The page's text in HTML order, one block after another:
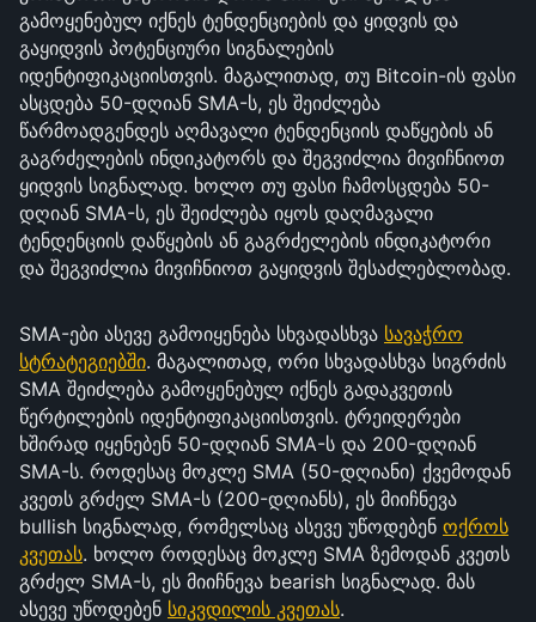
გამოყენებულ იქნეს ტენდენციების და ყიდვის და
გაყიდვის პოტენციური სიგნალების
იდენტიფიკაციისთვის. მაგალითად, თუ Bitcoin-ის ფასი
ასცდება 50-დღიან SMA-ს, ეს შეიძლება
წარმოადგენდეს აღმავალი ტენდენციის დაწყების ან
გაგრძელების ინდიკატორს და შეგვიძლია მივიჩნიოთ
ყიდვის სიგნალად. ხოლო თუ ფასი ჩამოსცდება 50-
დღიან SMA-ს, ეს შეიძლება იყოს დაღმავალი
ტენდენციის დაწყების ან გაგრძელების ინდიკატორი
და შეგვიძლია მივიჩნიოთ გაყიდვის შესაძლებლობად.
SMA-ები ასევე გამოიყენება სხვადასხვა სავაჭრო
სტრატეგიებში. მაგალითად, ორი სხვადასხვა სიგრძის
SMA შეიძლება გამოყენებულ იქნეს გადაკვეთის
წერტილების იდენტიფიკაციისთვის. ტრეიდერები
ხშირად იყენებენ 50-დღიან SMA-ს და 200-დღიან
SMA-ს. როდესაც მოკლე SMA (50-დღიანი) ქვემოდან
კვეთს გრძელ SMA-ს (200-დღიანს), ეს მიიჩნევა
bullish სიგნალად, რომელსაც ასევე უწოდებენ ოქროს
კვეთას. ხოლო როდესაც მოკლე SMA ზემოდან კვეთს
გრძელ SMA-ს, ეს მიიჩნევა bearish სიგნალად. მას
ასევე უწოდებენ სიკვდილის კვეთას.